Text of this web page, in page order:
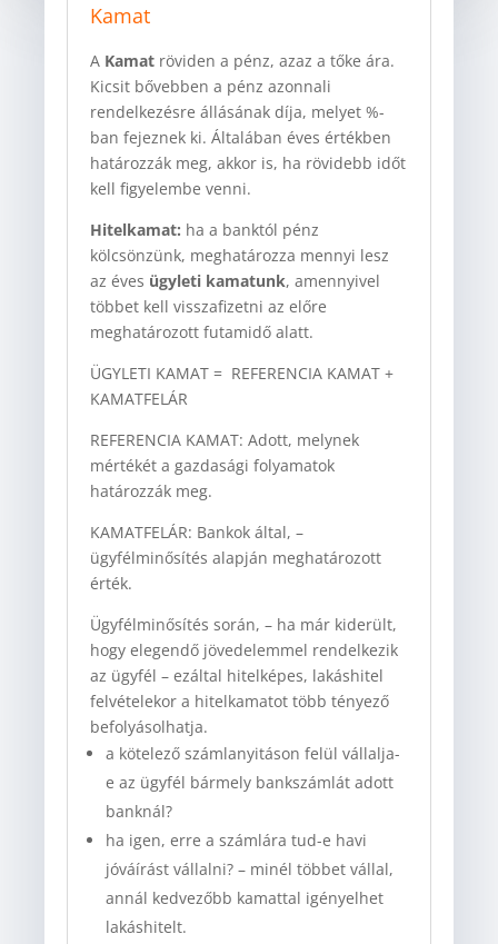
Kamat
A Kamat röviden a pénz, azaz a tőke ára.
Kicsit bővebben a pénz azonnali
rendelkezésre állásának díja, melyet %-
ban fejeznek ki. Általában éves értékben
határozzák meg, akkor is, ha rövidebb időt
kell figyelembe venni.
Hitelkamat: ha a banktól pénz
kölcsönzünk, meghatározza mennyi lesz
az éves ügyleti kamatunk, amennyivel
többet kell visszafizetni az előre
meghatározott futamidő alatt.
ÜGYLETI KAMAT = REFERENCIA KAMAT +
KAMATFELÁR
REFERENCIA KAMAT: Adott, melynek
mértékét a gazdasági folyamatok
határozzák meg.
KAMATFELÁR: Bankok által, –
ügyfélminősítés alapján meghatározott
érték.
Ügyfélminősítés során, – ha már kiderült,
hogy elegendő jövedelemmel rendelkezik
az ügyfél – ezáltal hitelképes, lakáshitel
felvételekor a hitelkamatot több tényező
befolyásolhatja.
a kötelező számlanyitáson felül vállalja-
e az ügyfél bármely bankszámlát adott
banknál?
ha igen, erre a számlára tud-e havi
jóváírást vállalni? – minél többet vállal,
annál kedvezőbb kamattal igényelhet
lakáshitelt.